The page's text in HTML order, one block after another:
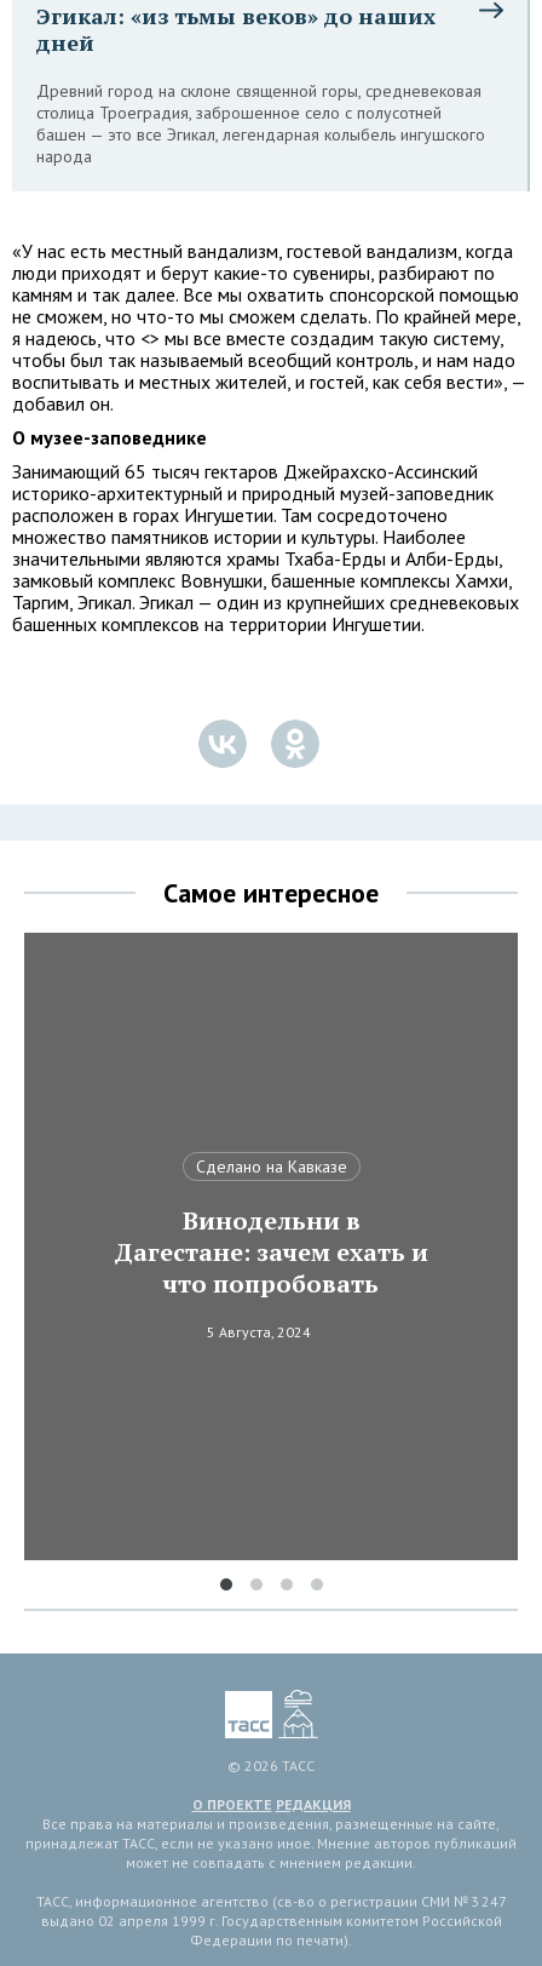
Эгикал: «из тьмы веков» до наших
дней
Древний город на склоне священной горы, средневековая
столица Троеградия, заброшенное село с полусотней
башен — это все Эгикал, легендарная колыбель ингушского
народа
«У нас есть местный вандализм, гостевой вандализм, когда
люди приходят и берут какие-то сувениры, разбирают по
камням и так далее. Все мы охватить спонсорской помощью
не сможем, но что-то мы сможем сделать. По крайней мере,
я надеюсь, что <> мы все вместе создадим такую систему,
чтобы был так называемый всеобщий контроль, и нам надо
воспитывать и местных жителей, и гостей, как себя вести», —
добавил он.
О музее-заповеднике
Занимающий 65 тысяч гектаров Джейрахско-Ассинский
историко-архитектурный и природный музей-заповедник
расположен в горах Ингушетии. Там сосредоточено
множество памятников истории и культуры. Наиболее
значительными являются храмы Тхаба-Ерды и Алби-Ерды,
замковый комплекс Вовнушки, башенные комплексы Хамхи,
Таргим, Эгикал. Эгикал — один из крупнейших средневековых
башенных комплексов на территории Ингушетии.
Самое интересное
Сделано на Кавказе
Винодельни в
Дагестане: зачем ехать и
что попробовать
5 Августа, 2024
© 2026 ТАСС
О ПРОЕКТЕ РЕДАКЦИЯ
Все права на материалы и произведения, размещенные на сайте,
принадлежат ТАСС, если не указано иное. Мнение авторов публикаций
может не совпадать с мнением редакции.
ТАСС, информационное агентство (св-во о регистрации СМИ № 3 247
выдано 02 апреля 1999 г. Государственным комитетом Российской
Федерации по печати).